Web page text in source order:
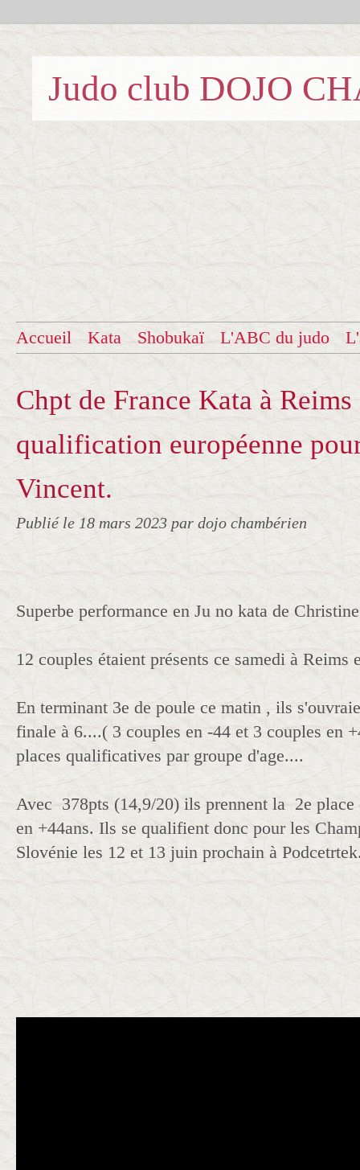
Judo club DOJO
Accueil Kata Shobukaï L'ABC du judo
Chpt de France Kata à Reims
qualification européenne
Vincent.
Publié le 18 mars 2023 par dojo chambérien
Superbe performance en Ju no kata de
12 couples étaient présents ce samedi à Reims
En terminant 3e de poule ce matin , ils
finale à 6....( 3 couples en -44 et 3 couples en
places qualificatives par groupe d'age....
Avec 378pts (14,9/20) ils prennent la 2e place
en +44ans. Ils se qualifient donc pour les
Slovénie les 12 et 13 juin prochain à